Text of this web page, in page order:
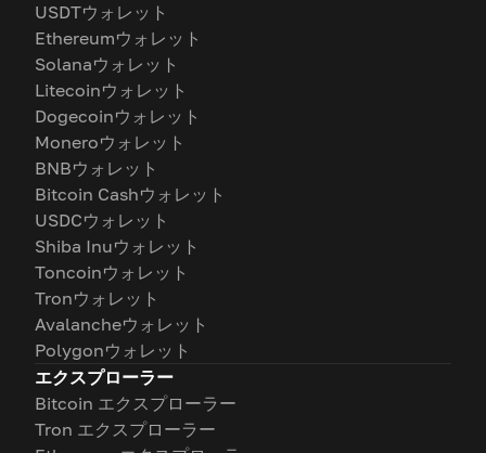
USDTウォレット
Ethereumウォレット
Solanaウォレット
Litecoinウォレット
Dogecoinウォレット
Moneroウォレット
BNBウォレット
Bitcoin Cashウォレット
USDCウォレット
Shiba Inuウォレット
Toncoinウォレット
Tronウォレット
Avalancheウォレット
Polygonウォレット
エクスプローラー
Bitcoin エクスプローラー
Tron エクスプローラー